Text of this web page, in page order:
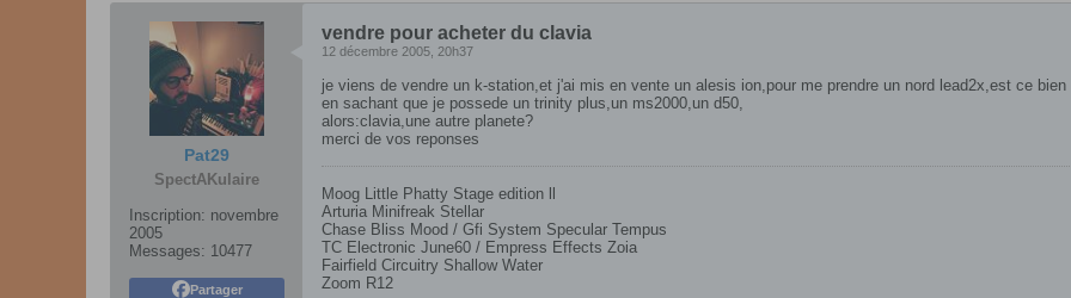
Pat29
SpectAKulaire
Inscription: novembre
2005
Messages: 10477
Partager
vendre pour acheter du clavia
12 décembre 2005, 20h37
je viens de vendre un k-station,et j'ai mis en vente un alesis ion,pour me prendre un nord lead2x,est ce bien
en sachant que je possede un trinity plus,un ms2000,un d50,
alors:clavia,une autre planete?
merci de vos reponses
Moog Little Phatty Stage edition ll
Arturia Minifreak Stellar
Chase Bliss Mood / Gfi System Specular Tempus
TC Electronic June60 / Empress Effects Zoia
Fairfield Circuitry Shallow Water
Zoom R12